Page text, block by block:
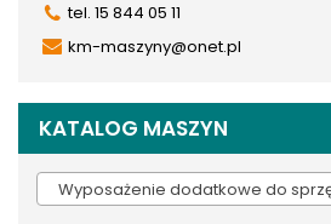
tel. 15 844 05 11
km-maszyny@onet.pl
KATALOG MASZYN
Wyposażenie dodatkowe do sprzętu